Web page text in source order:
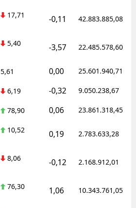
17,71 -0,11 42.883.885,08
5,40 -3,57 22.485.578,60
5,61 0,00 25.601.940,71
6,19 -0,32 9.050.238,67
78,90 0,06 23.861.318,45
10,52 0,19 2.783.633,28
8,06 -0,12 2.168.912,01
76,30 1,06 10.343.761,05